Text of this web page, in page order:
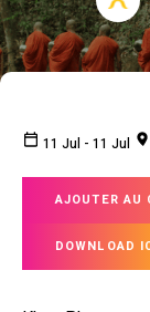
11 Jul - 11 Jul
AJOUTER AU
DOWNLOAD